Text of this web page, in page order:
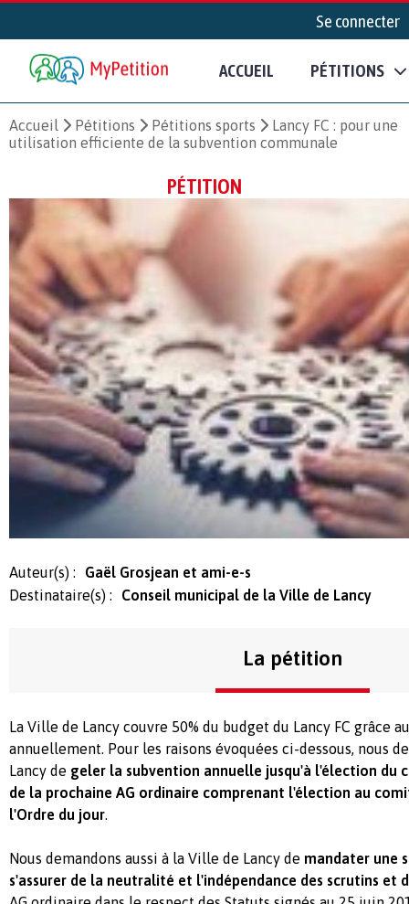
Se connecter
ACCUEIL PÉTITIONS
Accueil Pétitions Pétitions sports
Lancy FC : pour une
utilisation efficiente de la subvention communale
PÉTITION
Auteur(s) :
Gaël Grosjean et ami-e-s
Destinataire(s) :
Conseil municipal de la Ville de Lancy
La pétition
La Ville de Lancy couvre 50% du budget du Lancy FC grâce
annuellement. Pour les raisons évoquées ci-dessous, nous
Lancy de geler la subvention annuelle jusqu'à l'élection du
de la prochaine AG ordinaire comprenant l'élection au
l'Ordre du jour.
Nous demandons aussi à la Ville de Lancy de mandater une
s'assurer de la neutralité et l'indépendance des scrutins et